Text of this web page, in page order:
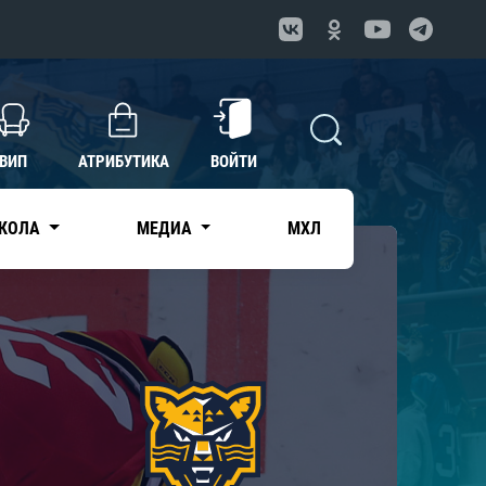
ВИП АТРИБУТИКА ВОЙТИ
МЕДИА МХЛ